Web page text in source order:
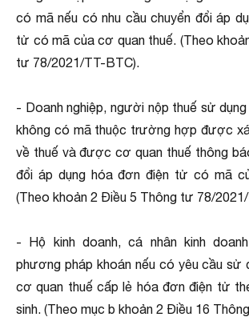
có mã nếu có nhu cầu chuyển đổi áp
tử có mã của cơ quan thuế. (Theo
tư 78/2021/TT-BTC).
- Doanh nghiệp, người nộp thuế sử
không có mã thuộc trường hợp được
về thuế và được cơ quan thuế thông
đổi áp dụng hóa đơn điện tử có mã
(Theo khoản 2 Điều 5 Thông tư 78/
- Hộ kinh doanh, cá nhân kinh
phương pháp khoán nếu có yêu cầu sử
cơ quan thuế cấp lẻ hóa đơn điện tử
sinh. (Theo mục b khoản 2 Điều 16